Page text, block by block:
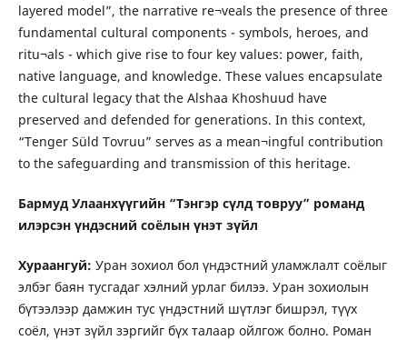
layered model”, the narrative re¬veals the presence of three
fundamental cultural components - symbols, heroes, and
ritu¬als - which give rise to four key values: power, faith,
native language, and knowledge. These values encapsulate
the cultural legacy that the Alshaa Khoshuud have
preserved and defended for generations. In this context,
“Tenger Süld Tovruu” serves as a mean¬ingful contribution
to the safeguarding and transmission of this heritage.
Бармуд Улаанхүүгийн “Тэнгэр сүлд товруу” романд
илэрсэн үндэсний соёлын үнэт зүйл
Хураангуй: Уран зохиол бол үндэстний уламжлалт соёлыг
элбэг баян тусгадаг хэлний урлаг билээ. Уран зохиолын
бүтээлээр дамжин тус үндэстний шүтлэг бишрэл, түүх
соёл, үнэт зүйл зэргийг бүх талаар ойлгож болно. Роман